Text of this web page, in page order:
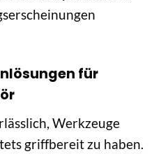
für
Werkzeuge
griffbereit zu haben.